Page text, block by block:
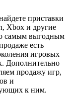
приставки
Xbox и другие
самым выгодным
есть
игровых
Дополнительно
продажу игр,
и
к ним.